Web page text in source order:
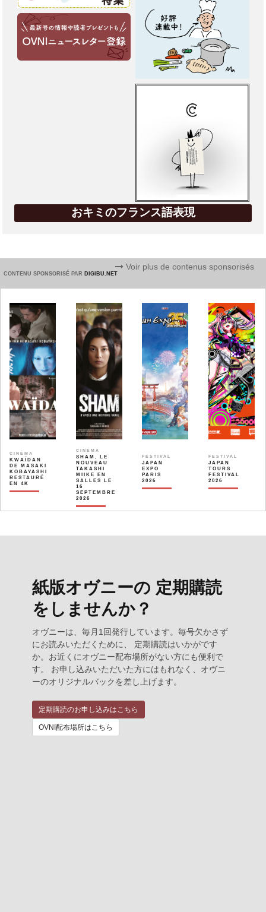
おキミのフランス語表現
CONTENU SPONSORISÉ PAR DIGIBU.NET
Voir plus de contenus sponsorisés
CINÉMA
KWAÏDAN
DE MASAKI
KOBAYASHI
RESTAURÉ
EN 4K
CINÉMA
SHAM, LE
NOUVEAU
TAKASHI
MIIKE EN
SALLES LE
16
SEPTEMBRE
2026
FESTIVAL
JAPAN
EXPO
PARIS
2026
FESTIVAL
JAPAN
TOURS
FESTIVAL
2026
紙版オヴニーの 定期購読
をしませんか？
オヴニーは、毎月1回発行しています。毎号欠かさず
にお読みいただくために、 定期購読はいかがです
か。お近くにオヴニー配布場所がない方にも便利で
す。 お申し込みいただいた方にはもれなく、オヴニ
ーのオリジナルバックを差し上げます。
定期購読のお申し込みはこちら
OVNI配布場所はこちら